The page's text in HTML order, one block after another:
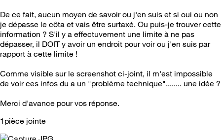
De ce fait, aucun moyen de savoir ou j'en suis et si oui ou non
je dépasse le côta et vais être surtaxé. Ou puis-je trouver cette
information ? S'il y a effectuvement une limite à ne pas
dépasser, il DOIT y avoir un endroit pour voir ou j'en suis par
rapport à cette limite !
Comme visible sur le screenshot ci-joint, il m'est impossible
de voir ces infos du a un "problème technique"........ une idée ?
Merci d'avance pour vos réponse.
1pièce jointe